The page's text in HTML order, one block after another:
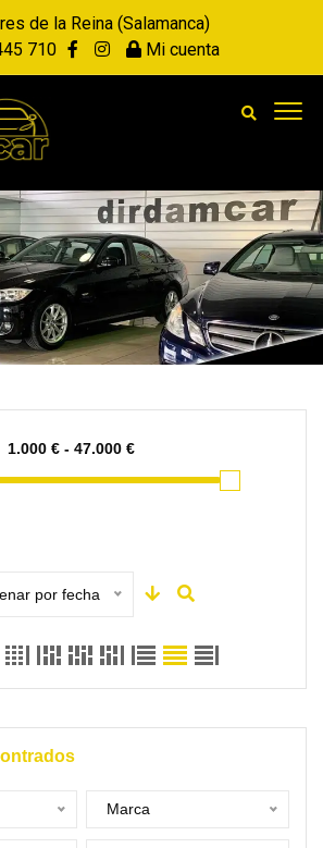
de la Reina (Salamanca)
710
Mi cuenta
por fecha
Marca